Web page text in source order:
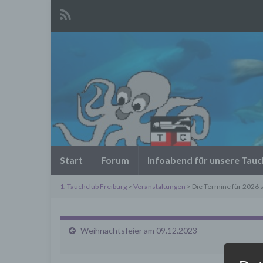
Start Forum Infoabend für unsere
1. Tauchclub Freiburg > Veranstaltungen > Die Termine für 2026
Weihnachtsfeier am 09.12.2023